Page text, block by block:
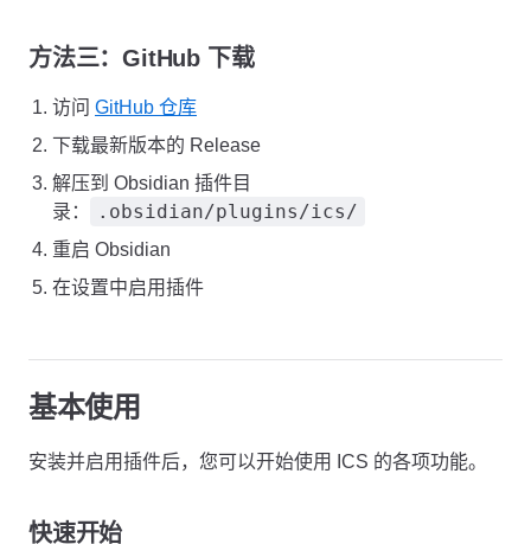
方法三：GitHub 下载
访问 GitHub 仓库
下载最新版本的 Release
解压到 Obsidian 插件目
录：
.obsidian/plugins/ics/
重启 Obsidian
在设置中启用插件
基本使用
安装并启用插件后，您可以开始使用 ICS 的各项功能。
快速开始